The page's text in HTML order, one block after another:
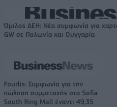
Όμιλος ΔΕΗ: Νέα συμφωνία για
GW σε Πολωνία και Ουγγαρία
Fourlis: Συμφωνία για την
πώληση συμμετοχής στο Sofia
South Ring Mall έναντι 49,35